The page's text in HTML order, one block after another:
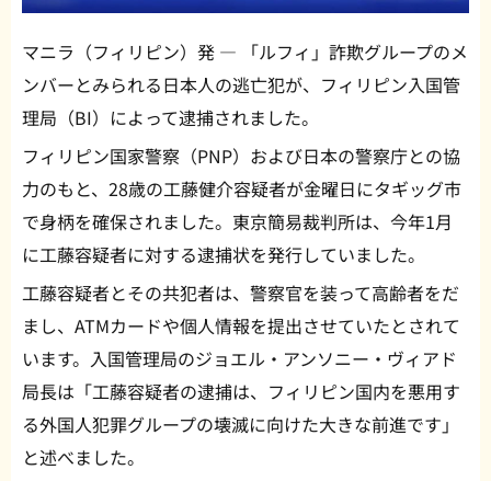
マニラ（フィリピン）発 — 「ルフィ」詐欺グループのメ
ンバーとみられる日本人の逃亡犯が、フィリピン入国管
理局（BI）によって逮捕されました。
フィリピン国家警察（PNP）および日本の警察庁との協
力のもと、28歳の工藤健介容疑者が金曜日にタギッグ市
で身柄を確保されました。東京簡易裁判所は、今年1月
に工藤容疑者に対する逮捕状を発行していました。
工藤容疑者とその共犯者は、警察官を装って高齢者をだ
まし、ATMカードや個人情報を提出させていたとされて
います。入国管理局のジョエル・アンソニー・ヴィアド
局長は「工藤容疑者の逮捕は、フィリピン国内を悪用す
る外国人犯罪グループの壊滅に向けた大きな前進です」
と述べました。